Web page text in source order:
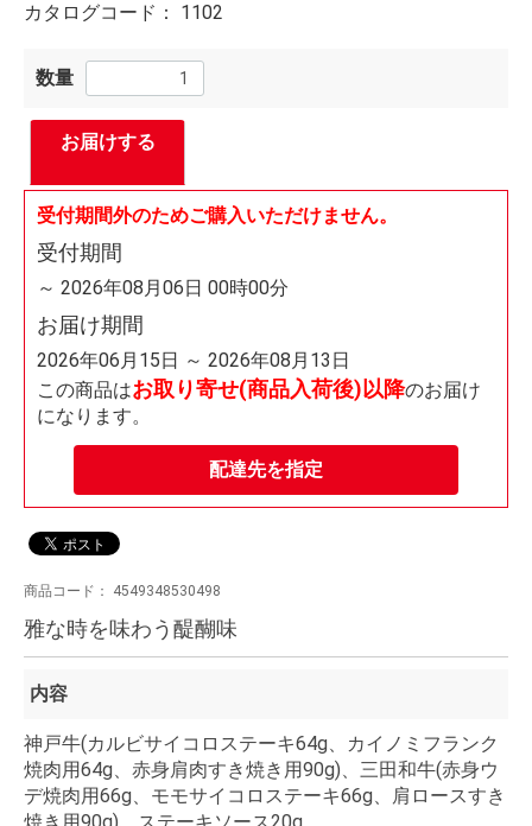
カタログコード： 1102
数量
お届けする
配達先を指定
受付期間外のためご購入いただけません。
受付期間
～ 2026年08月06日 00時00分
お届け期間
2026年06月15日 ～ 2026年08月13日
この商品はお取り寄せ(商品入荷後)以降のお届け
になります。
商品コード： 4549348530498
雅な時を味わう醍醐味
内容
神戸牛(カルビサイコロステーキ64g、カイノミフランク
焼肉用64g、赤身肩肉すき焼き用90g)、三田和牛(赤身ウ
デ焼肉用66g、モモサイコロステーキ66g、肩ロースすき